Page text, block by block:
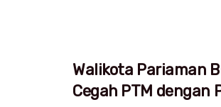
Walikota Pariaman
Cegah PTM dengan